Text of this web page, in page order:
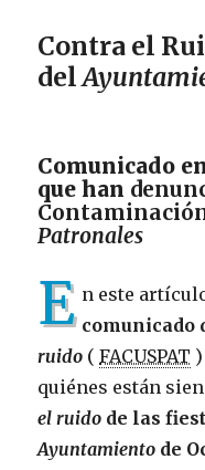
Contra el
del
Comunicado
que han
Patronales
E n este
comunicado
ruido (FACUSPAT
quiénes están
el ruido de las
Ayuntamiento de